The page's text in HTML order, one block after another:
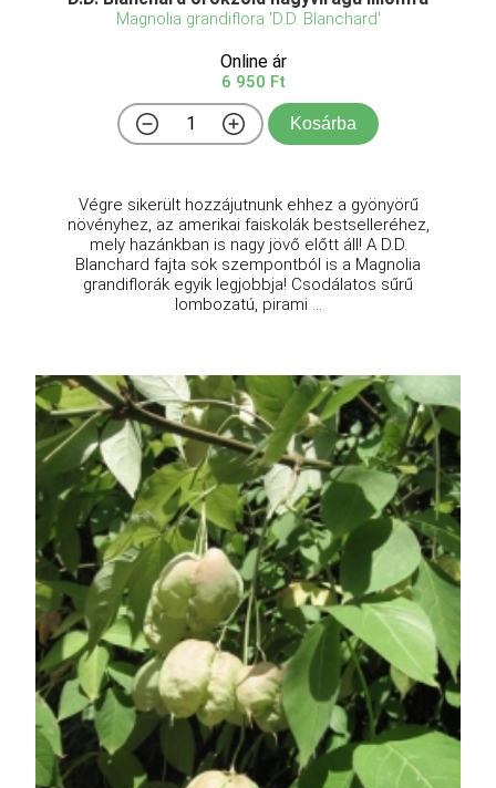
Magnolia grandiflora 'D.D. Blanchard'
Online ár
6 950 Ft
Kosárba
Végre sikerült hozzájutnunk ehhez a gyönyörű
növényhez, az amerikai faiskolák bestselleréhez,
mely hazánkban is nagy jövő előtt áll! A D.D.
Blanchard fajta sok szempontból is a Magnolia
grandiflorák egyik legjobbja! Csodálatos sűrű
lombozatú, pirami ...